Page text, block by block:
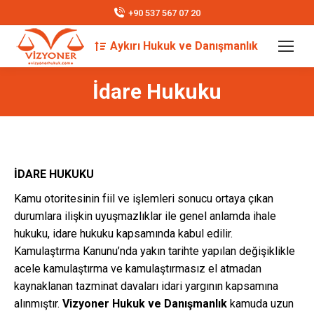
+90 537 567 07 20
Search:
Aykırı Hukuk ve Danışmanlık
İdare Hukuku
İDARE HUKUKU
Kamu otoritesinin fiil ve işlemleri sonucu ortaya çıkan
durumlara ilişkin uyuşmazlıklar ile genel anlamda ihale
hukuku, idare hukuku kapsamında kabul edilir.
Kamulaştırma Kanunu’nda yakın tarihte yapılan değişiklikle
acele kamulaştırma ve kamulaştırmasız el atmadan
kaynaklanan tazminat davaları idari yargının kapsamına
alınmıştır. Vizyoner Hukuk ve Danışmanlık kamuda uzun